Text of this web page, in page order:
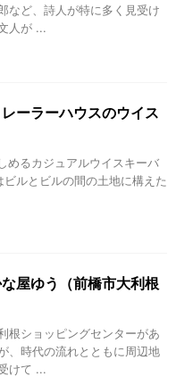
など、詩人が特に多く見受け
人が ...
ーラーハウスのウイス
めるカジュアルウイスキーバ
ルとビルの間の土地に構えた
屋ゆう（前橋市大利根
根ショッピングセンターがあ
、時代の流れとともに周辺地
けて ...